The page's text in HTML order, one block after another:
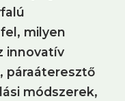
milyen
innovatív
páraáteresztő
módszerek,